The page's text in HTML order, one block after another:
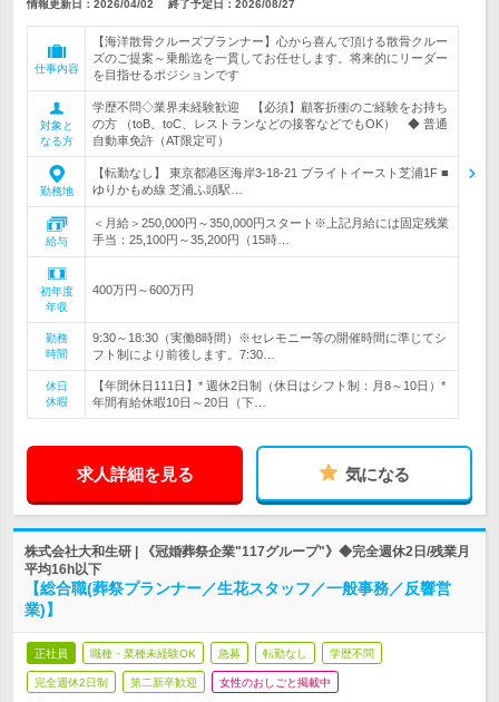
情報更新日：2026/04/02 終了予定日： 2026/08/27
仕事内容
【海洋散骨クルーズプランナー】心から喜んで頂ける散骨クルー
ズのご提案～乗船迄を一貫してお任せします。将来的にリーダー
を目指せるポジションです
対象と
なる方
学歴不問◇業界未経験歓迎 【必須】顧客折衝のご経験をお持ち
の方 （toB、toC、レストランなどの接客などでもOK） ◆ 普通
自動車免許（AT限定可）
勤務地
【転勤なし】 東京都港区海岸3-18-21 ブライトイースト芝浦1F ■
ゆりかもめ線 芝浦ふ頭駅…
給与
＜月給＞250,000円～350,000円スタート※上記月給には固定残業
手当：25,100円～35,200円（15時…
初年度
年収
400万円～600万円
勤務
時間
9:30～18:30（実働8時間）※セレモニー等の開催時間に準じてシ
フト制により前後します。7:30…
休日
休暇
【年間休日111日】* 週休2日制（休日はシフト制：月8～10日）*
年間有給休暇10日～20日（下…
求人詳細を見る 気になる
株式会社大和生研 | 《冠婚葬祭企業"117グループ"》◆完全週休2日/残業月
平均16h以下
【総合職(葬祭プランナー／生花スタッフ／一般事務／反響営
業)】
正社員 職種・業種未経験OK 急募 転勤なし 学歴不問
完全週休2日制 第二新卒歓迎 女性のおしごと掲載中